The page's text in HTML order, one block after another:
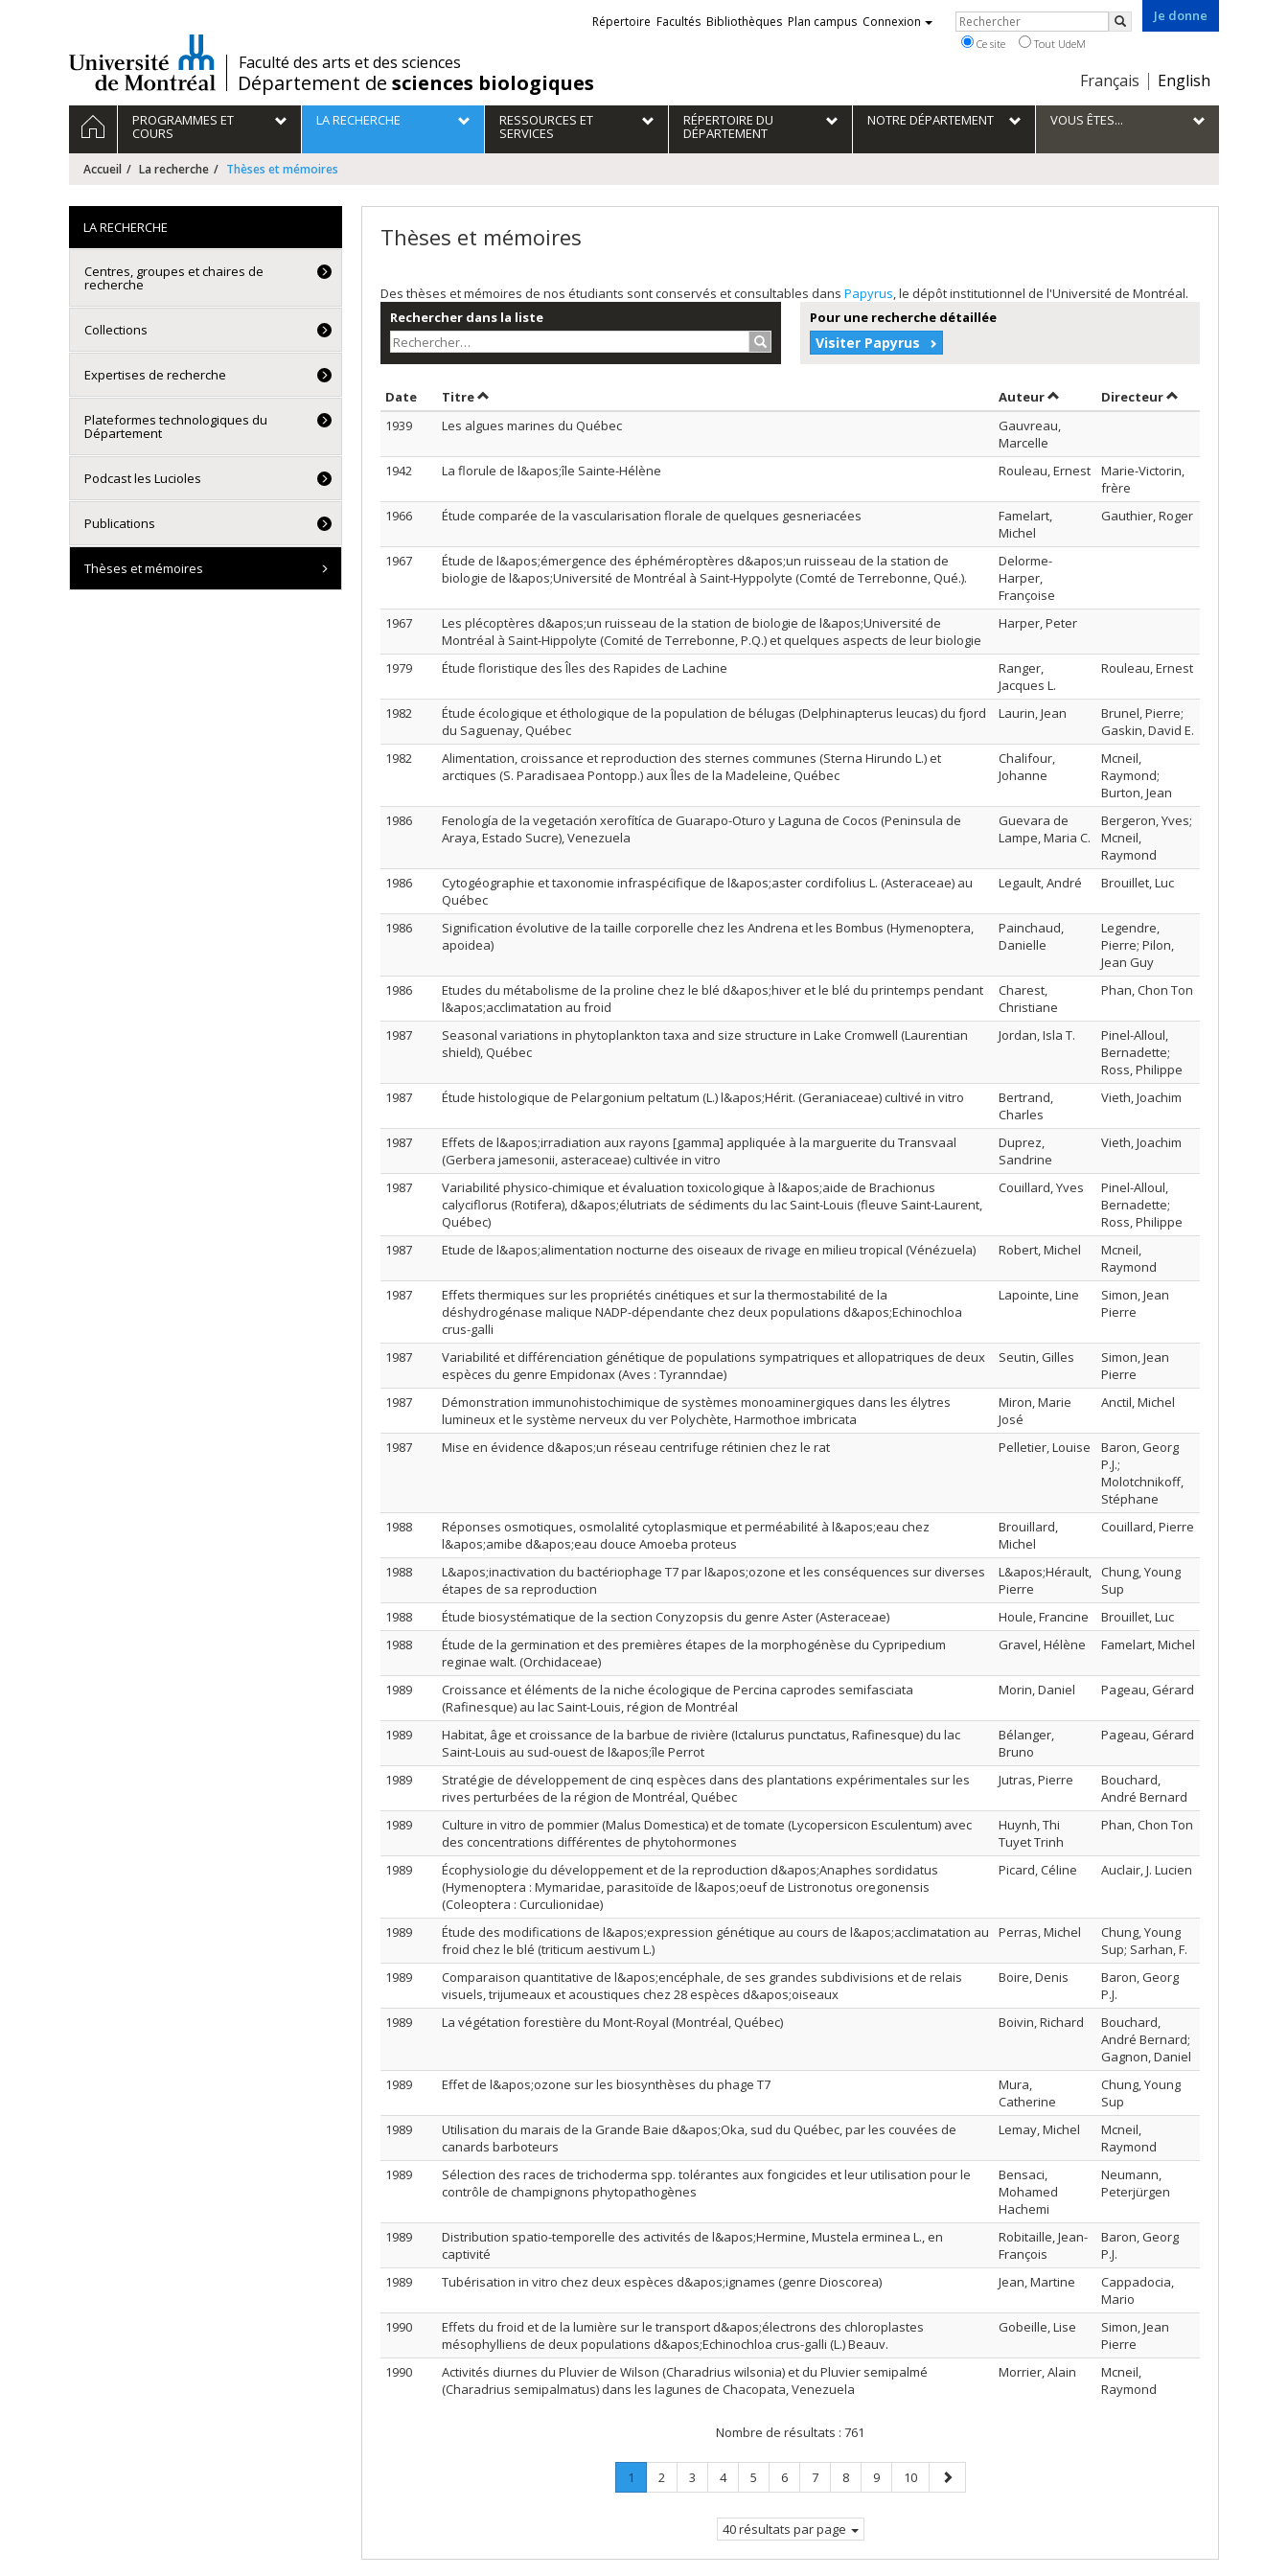
/Faculté des arts et des sciences
Département de sciences biologiques
Je donne
Choix
la
langue
Français English
Liens
externes
Répertoire Facultés Bibliothèques Plan campus Connexion Rechercher
Rechercher
Ce site Tout UdeM
Navigation
principale
ACCUEILPROGRAMMES ET
COURS
LA RECHERCHE RESSOURCES ET
SERVICES
RÉPERTOIRE DU
DÉPARTEMENT
NOTRE DÉPARTEMENT VOUS ÊTES...
Accueil La recherche Thèses et mémoires
Thèses et mémoires
Des thèses et mémoires de nos étudiants sont conservés et consultables dans Papyrus, le dépôt institutionnel de l'Université de Montréal.
Rechercher dans la liste
Rechercher…
Pour une recherche détaillée
Visiter Papyrus
Date Trier par date en ordre décroissant
TitreTrier par titre en ordre décroissant AuteurTrier par auteur en ordre
Directeurpar contributeur
1939
Les algues marines du Québec
Gauvreau,
Marcelle
1942
La florule de l&apos;île Sainte-Hélène Rouleau, Ernest
Marie-Victorin,
frère
1966
Étude comparée de la vascularisation florale de quelques gesneriacées
Famelart,
Michel
Gauthier, Roger
1967
Étude de l&apos;émergence des éphéméroptères d&apos;un ruisseau de la station de
biologie de l&apos;Université de Montréal à Saint-Hyppolyte (Comté de Terrebonne, Qué.).
Delorme-
Harper,
Françoise
1967
Les plécoptères d&apos;un ruisseau de la station de biologie de l&apos;Université de
Montréal à Saint-Hippolyte (Comité de Terrebonne, P.Q.) et quelques aspects de leur biologie
Harper, Peter
1979 Étude floristique des Îles des Rapides de Lachine
Ranger,
Jacques L.
Rouleau, Ernest
1982
Étude écologique et éthologique de la population de bélugas (Delphinapterus leucas) du fjord
du Saguenay, Québec
Laurin, Jean
Brunel, Pierre;
Gaskin, David E.
1982
Alimentation, croissance et reproduction des sternes communes (Sterna Hirundo L.) et
arctiques (S. Paradisaea Pontopp.) aux Îles de la Madeleine, Québec
Chalifour,
Johanne
Mcneil,
Raymond;
Burton, Jean
1986
Fenología de la vegetación xerofítíca de Guarapo-Oturo y Laguna de Cocos (Peninsula de
Araya, Estado Sucre), Venezuela
Guevara de
Lampe, Maria C.
Bergeron, Yves;
Mcneil,
Raymond
1986
Cytogéographie et taxonomie infraspécifique de l&apos;aster cordifolius L. (Asteraceae) au
Québec
Legault, André Brouillet, Luc
1986
Signification évolutive de la taille corporelle chez les Andrena et les Bombus (Hymenoptera,
apoidea)
Painchaud,
Danielle
Legendre,
Pierre; Pilon,
Jean Guy
1986
Etudes du métabolisme de la proline chez le blé d&apos;hiver et le blé du printemps pendant
l&apos;acclimatation au froid
Charest,
Christiane
Phan, Chon Ton
1987
Seasonal variations in phytoplankton taxa and size structure in Lake Cromwell (Laurentian
shield), Québec
Jordan, Isla T.
Pinel-Alloul,
Bernadette;
Ross, Philippe
1987
Étude histologique de Pelargonium peltatum (L.) l&apos;Hérit. (Geraniaceae) cultivé in vitro
Bertrand,
Charles
Vieth, Joachim
1987
Effets de l&apos;irradiation aux rayons [gamma] appliquée à la marguerite du Transvaal
(Gerbera jamesonii, asteraceae) cultivée in vitro
Duprez,
Sandrine
Vieth, Joachim
1987
Variabilité physico-chimique et évaluation toxicologique à l&apos;aide de Brachionus
calyciflorus (Rotifera), d&apos;élutriats de sédiments du lac Saint-Louis (fleuve Saint-Laurent,
Québec)
Couillard, Yves
Pinel-Alloul,
Bernadette;
Ross, Philippe
1987
Etude de l&apos;alimentation nocturne des oiseaux de rivage en milieu tropical (Vénézuela) Robert, Michel
Mcneil,
Raymond
1987
Effets thermiques sur les propriétés cinétiques et sur la thermostabilité de la
déshydrogénase malique NADP-dépendante chez deux populations d&apos;Echinochloa
crus-galli
Lapointe, Line
Simon, Jean
Pierre
1987
Variabilité et différenciation génétique de populations sympatriques et allopatriques de deux
espèces du genre Empidonax (Aves : Tyranndae)
Seutin, Gilles
Simon, Jean
Pierre
1987
Démonstration immunohistochimique de systèmes monoaminergiques dans les élytres
lumineux et le système nerveux du ver Polychète, Harmothoe imbricata
Miron, Marie
José
Anctil, Michel
1987 Mise en évidence d&apos;un réseau centrifuge rétinien chez le rat Pelletier, Louise
Baron, Georg
P.J.;
Molotchnikoff,
Stéphane
1988
Réponses osmotiques, osmolalité cytoplasmique et perméabilité à l&apos;eau chez
l&apos;amibe d&apos;eau douce Amoeba proteus
Brouillard,
Michel
Couillard, Pierre
1988
L&apos;inactivation du bactériophage T7 par l&apos;ozone et les conséquences sur diverses
étapes de sa reproduction
L&apos;Hérault,
Pierre
Chung, Young
Sup
1988
Étude biosystématique de la section Conyzopsis du genre Aster (Asteraceae) Houle, Francine
Brouillet, Luc
1988
Étude de la germination et des premières étapes de la morphogénèse du Cypripedium
reginae walt. (Orchidaceae)
Gravel, Hélène Famelart, Michel
1989
Croissance et éléments de la niche écologique de Percina caprodes semifasciata
(Rafinesque) au lac Saint-Louis, région de Montréal
Morin, Daniel Pageau, Gérard
1989
Habitat, âge et croissance de la barbue de rivière (Ictalurus punctatus, Rafinesque) du lac
Saint-Louis au sud-ouest de l&apos;île Perrot
Bélanger,
Bruno
Pageau, Gérard
1989
Stratégie de développement de cinq espèces dans des plantations expérimentales sur les
rives perturbées de la région de Montréal, Québec
Jutras, Pierre
Bouchard,
André Bernard
1989
Culture in vitro de pommier (Malus Domestica) et de tomate (Lycopersicon Esculentum) avec
des concentrations différentes de phytohormones
Huynh, Thi
Tuyet Trinh
Phan, Chon Ton
1989
Écophysiologie du développement et de la reproduction d&apos;Anaphes sordidatus
(Hymenoptera : Mymaridae, parasitoïde de l&apos;oeuf de Listronotus oregonensis
(Coleoptera : Curculionidae)
Picard, Céline Auclair, J. Lucien
1989
Étude des modifications de l&apos;expression génétique au cours de l&apos;acclimatation au
froid chez le blé (triticum aestivum L.)
Perras, Michel
Chung, Young
Sup; Sarhan, F.
1989
Comparaison quantitative de l&apos;encéphale, de ses grandes subdivisions et de relais
visuels, trijumeaux et acoustiques chez 28 espèces d&apos;oiseaux
Boire, Denis
Baron, Georg
P.J.
1989
La végétation forestière du Mont-Royal (Montréal, Québec) Boivin, Richard
Bouchard,
André Bernard;
Gagnon, Daniel
1989
Effet de l&apos;ozone sur les biosynthèses du phage T7
Mura,
Catherine
Chung, Young
Sup
1989
Utilisation du marais de la Grande Baie d&apos;Oka, sud du Québec, par les couvées de
canards barboteurs
Lemay, Michel
Mcneil,
Raymond
1989
Sélection des races de trichoderma spp. tolérantes aux fongicides et leur utilisation pour le
contrôle de champignons phytopathogènes
Bensaci,
Mohamed
Hachemi
Neumann,
Peterjürgen
1989
Distribution spatio-temporelle des activités de l&apos;Hermine, Mustela erminea L., en
captivité
Robitaille, Jean-
François
Baron, Georg
P.J.
1989
Tubérisation in vitro chez deux espèces d&apos;ignames (genre Dioscorea) Jean, Martine
Cappadocia,
Mario
1990
Effets du froid et de la lumière sur le transport d&apos;électrons des chloroplastes
mésophylliens de deux populations d&apos;Echinochloa crus-galli (L.) Beauv.
Gobeille, Lise
Simon, Jean
Pierre
1990
Activités diurnes du Pluvier de Wilson (Charadrius wilsonia) et du Pluvier semipalmé
(Charadrius semipalmatus) dans les lagunes de Chacopata, Venezuela
Morrier, Alain
Mcneil,
Raymond
Nombre de résultats : 761
Page
1
Page
Page
2 Page
3 Page
4 Page
5 Page
6 Page
7 Page
8 Page
9 Page
10
Page
suivante
40 résultats par page
LA RECHERCHE
Centres, groupes et chaires de
recherche
Collections
Expertises de recherche
Plateformes technologiques du
Département
Podcast les Lucioles
Publications
Thèses et mémoires